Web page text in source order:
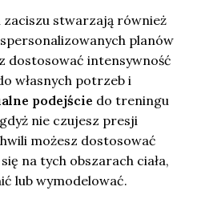
stwarzają również
planów
dostosować intensywność
własnych potrzeb i
podejście do treningu
nie czujesz presji
możesz dostosować
na tych obszarach ciała,
lub wymodelować.